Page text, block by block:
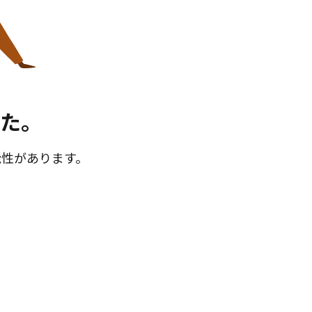
。
があります。